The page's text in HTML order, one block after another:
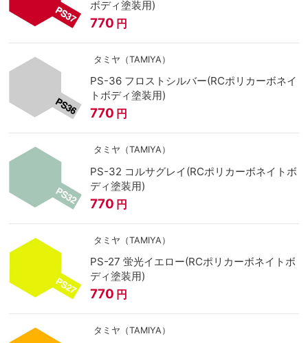
ボディ塗装用)
770 円
タミヤ（TAMIYA）
PS-36 フロストシルバー(RCポリカーボネイ
トボディ塗装用)
770 円
タミヤ（TAMIYA）
PS-32 コルサグレイ(RCポリカーボネイトボ
ディ塗装用)
770 円
タミヤ（TAMIYA）
PS-27 蛍光イエロー(RCポリカーボネイトボ
ディ塗装用)
770 円
タミヤ（TAMIYA）